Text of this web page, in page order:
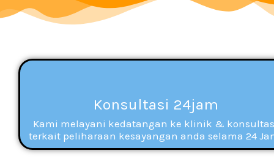
Konsultasi 24jam
Kami melayani kedatangan ke klinik &
terkait peliharaan kesayangan anda selama 24